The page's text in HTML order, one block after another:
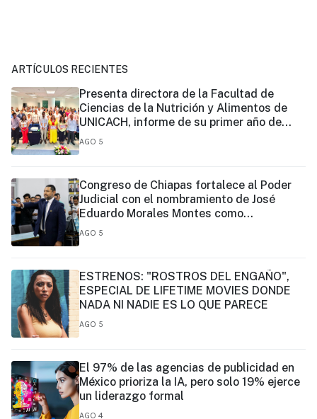
ARTÍCULOS RECIENTES
Presenta directora de la Facultad de
Ciencias de la Nutrición y Alimentos de
UNICACH, informe de su primer año de
gestión
AGO 5
Congreso de Chiapas fortalece al Poder
Judicial con el nombramiento de José
Eduardo Morales Montes como
magistrado
AGO 5
ESTRENOS: "ROSTROS DEL ENGAÑO",
ESPECIAL DE LIFETIME MOVIES DONDE
NADA NI NADIE ES LO QUE PARECE
AGO 5
El 97% de las agencias de publicidad en
México prioriza la IA, pero solo 19% ejerce
un liderazgo formal
AGO 4